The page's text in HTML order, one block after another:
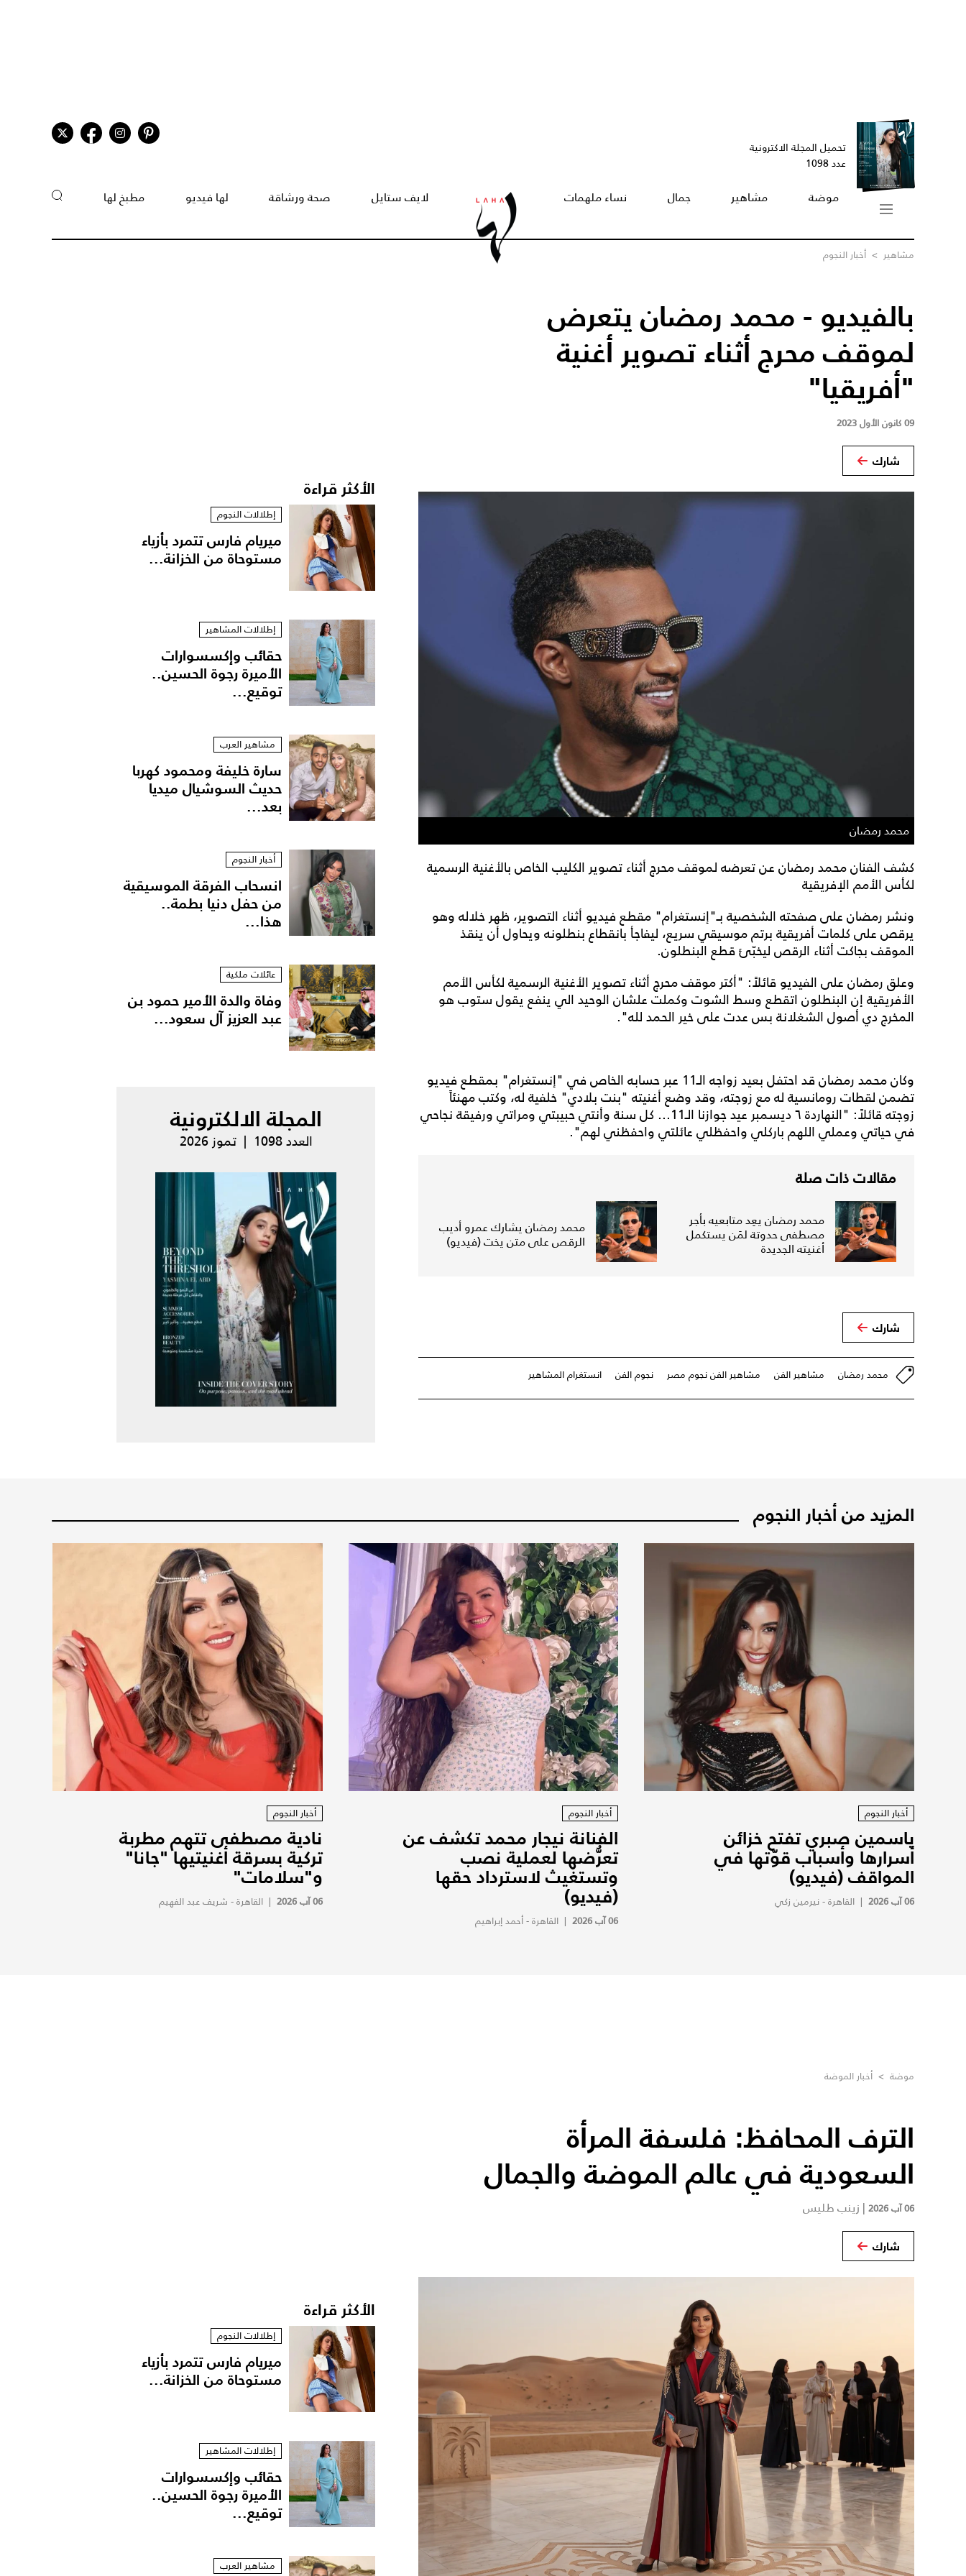
تحميل المجلة الاكترونية
عدد 1098
موضة مشاهير جمال نساء ملهمات لايف ستايل صحة ورشاقة لها فيديو مطبخ لها
مشاهير > أخبار النجوم
بالفيديو - محمد رمضان يتعرض
لموقف محرج أثناء تصوير أغنية
"أفريقيا"
09 كانون الأول 2023
شارك
محمد رمضان
كشف الفنان محمد رمضان عن تعرضه لموقف محرج أثناء تصوير الكليب الخاص بالأغنية الرسمية
لكأس الأمم الإفريقية
ونشر رمضان على صفحته الشخصية بـ"إنستغرام" مقطع فيديو أثناء التصوير، ظهر خلاله وهو
يرقص على كلمات أفريقية برتم موسيقي سريع، ليفاجأ بانقطاع بنطلونه ويحاول أن ينقذ
الموقف بجاكت أثناء الرقص ليخبّئ قطع البنطلون.
وعلق رمضان على الفيديو قائلاً: "أكتر موقف محرج أثناء تصوير الأغنية الرسمية لكأس الأمم
الأفريقية إن البنطلون اتقطع وسط الشوت وكملت علشان الوحيد الي ينفع يقول ستوب هو
المخرج دي أصول الشغلانة بس عدت على خير الحمد لله".
وكان محمد رمضان قد احتفل بعيد زواجه الـ11 عبر حسابه الخاص في "إنستغرام" بمقطع فيديو
تضمن لقطات رومانسية له مع زوجته، وقد وضع أغنيته "بنت بلادي" خلفية له، وكتب مهنئاً
زوجته قائلاً: "النهاردة ٦ ديسمبر عيد جوازنا الـ11... كل سنة وأنتي حبيبتي ومراتي ورفيقة نجاحي
في حياتي وعملي اللهم باركلي واحفظلي عائلتي واحفظني لهم".
مقالات ذات صلة
محمد رمضان يعِد متابعيه بأجر
مصطفى حدوتة لمَن يستكمل
أغنيته الجديدة
محمد رمضان يشارك عمرو أديب
الرقص على متن يخت (فيديو)
شارك
محمد رمضان مشاهير الفن مشاهير الفن نجوم مصر نجوم الفن انستغرام المشاهير
الأكثر قراءة
إطلالات النجوم
ميريام فارس تتمرد بأزياء
مستوحاة من الخزانة...
إطلالات المشاهير
حقائب وإكسسوارات
الأميرة رجوة الحسين..
توقيع...
مشاهير العرب
سارة خليفة ومحمود كهربا
حديث السوشيال ميديا
بعد...
أخبار النجوم
انسحاب الفرقة الموسيقية
من حفل دنيا بطمة..
هذا...
عائلات ملكية
وفاة والدة الأمير حمود بن
عبد العزيز آل سعود...
المجلة الالكترونية
العدد 1098 | تموز 2026
المزيد من أخبار النجوم
أخبار النجوم
ياسمين صبري تفتح خزائن
أسرارها وأسباب قوّتها في
المواقف (فيديو)
06 آب 2026 | القاهرة - نيرمين زكي
أخبار النجوم
الفنانة نيجار محمد تكشف عن
تعرُّضها لعملية نصب
وتستغيث لاسترداد حقها
(فيديو)
06 آب 2026 | القاهرة - أحمد إبراهيم
أخبار النجوم
نادية مصطفى تتهم مطربة
تركية بسرقة أغنيتيها "جانا"
و"سلامات"
06 آب 2026 |القاهرة - شريف عبد الفهيم
موضة > أخبار الموضة
الترف المحافظ: فلسفة المرأة
السعودية في عالم الموضة والجمال
06 آب 2026 | زينب طليس
شارك
الأكثر قراءة
إطلالات النجوم
ميريام فارس تتمرد بأزياء
مستوحاة من الخزانة...
إطلالات المشاهير
حقائب وإكسسوارات
الأميرة رجوة الحسين..
توقيع...
مشاهير العرب